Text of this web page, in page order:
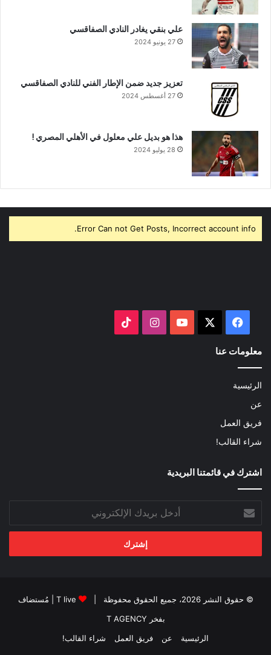
علي بنقي يغادر النادي الصفاقسي
27 يونيو 2024
تعزيز جديد ضمن الإطار الفني للنادي الصفاقسي
27 أغسطس 2024
هذا هو بديل علي معلول في الأهلي المصري !
28 يوليو 2024
Error Can not Get Posts, Incorrect account info.
فيسبوك ‫YouTubeانستقرام
معلومات عنا
الرئيسية
عن
فريق العمل
شراء القالب!
اشترك في قائمتنا البريدية
بريدك
الإلكتروني
© حقوق النشر 2026، جميع الحقوق محفوظة | T live | مُستضاف
بفخر T AGENCY
الرئيسية
عن فريق العمل شراء القالب!